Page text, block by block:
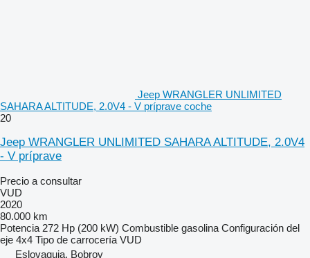
Jeep WRANGLER UNLIMITED
SAHARA ALTITUDE, 2.0V4 - V príprave coche
20
Jeep WRANGLER UNLIMITED SAHARA ALTITUDE, 2.0V4
- V príprave
Precio a consultar
VUD
2020
80.000 km
Potencia 272 Hp (200 kW) Combustible gasolina Configuración del
eje 4x4 Tipo de carrocería VUD
Eslovaquia, Bobrov